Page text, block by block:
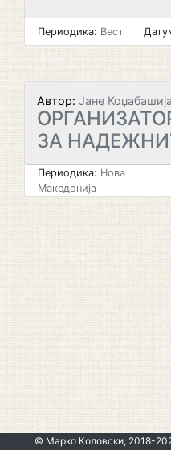
Периодика: Вест
Автор: Јане Коџабашија
ЗА
Периодика: Нова
Македонија
© Марко Коловски, 2018-